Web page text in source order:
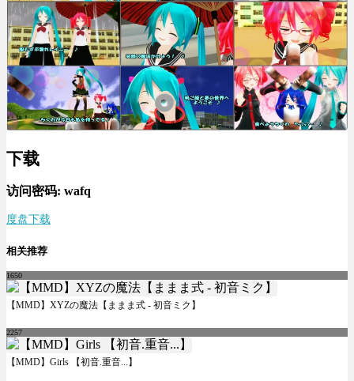
下载
访问密码: wafq
度盘下载
相关推荐
1650
【MMD】XYZの魔法【ままま式 - 初音ミク】
2257
【MMD】Girls 【初音.重音...】